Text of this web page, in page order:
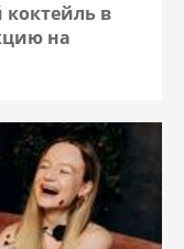
в
на